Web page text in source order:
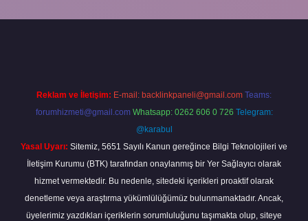
Reklam ve İletişim: E-mail: backlinkpaneli@gmail.com Teams:
forumhizmeti@gmail.com Whatsapp: 0262 606 0 726 Telegram:
@karabul
Yasal Uyarı: Sitemiz, 5651 Sayılı Kanun gereğince Bilgi Teknolojileri ve
İletişim Kurumu (BTK) tarafından onaylanmış bir Yer Sağlayıcı olarak
hizmet vermektedir. Bu nedenle, sitedeki içerikleri proaktif olarak
denetleme veya araştırma yükümlülüğümüz bulunmamaktadır. Ancak,
üyelerimiz yazdıkları içeriklerin sorumluluğunu taşımakta olup, siteye